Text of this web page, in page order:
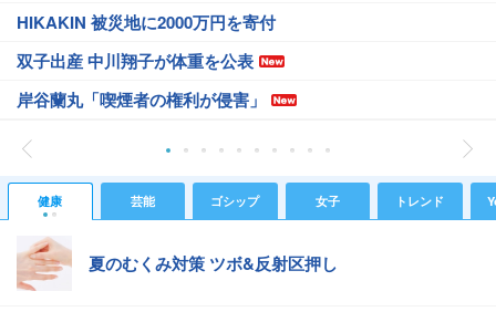
HIKAKIN 被災地に2000万円を寄付
双子出産 中川翔子が体重を公表
岸谷蘭丸「喫煙者の権利が侵害」
健康 芸能 ゴシップ 女子 トレンド
夏のむくみ対策 ツボ&反射区押し